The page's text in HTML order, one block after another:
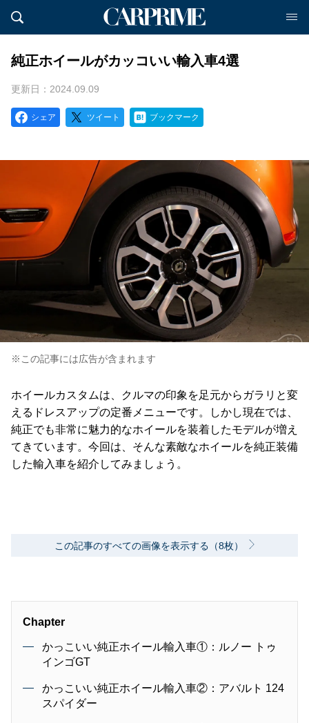
純正ホイールがカッコいい輸入車4選
更新日：2024.09.09
シェア ツイート ブックマーク
※この記事には広告が含まれます
ホイールカスタムは、クルマの印象を足元からガラリと変
えるドレスアップの定番メニューです。しかし現在では、
純正でも非常に魅力的なホイールを装着したモデルが増え
てきています。今回は、そんな素敵なホイールを純正装備
した輸入車を紹介してみましょう。
この記事のすべての画像を表示する（8枚）
Chapter
かっこいい純正ホイール輸入車①：ルノー トゥ
インゴGT
かっこいい純正ホイール輸入車②：アバルト 124
スパイダー